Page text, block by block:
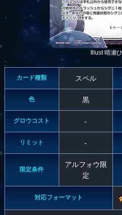
Illust 晴瀬
カード種類 スペル
色 黒
グロウコスト -
リミット -
限定条件
アルフォウ限
定
対応フォーマット